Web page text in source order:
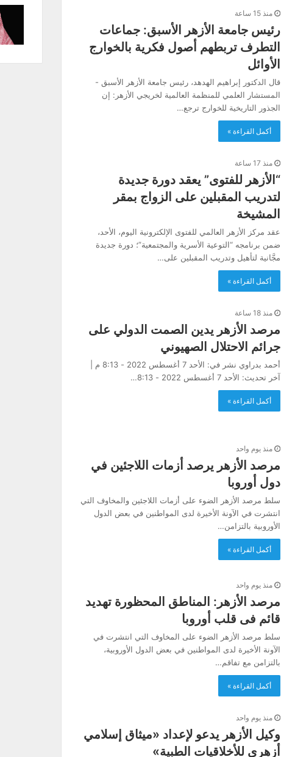
منذ 15 ساعة
رئيس جامعة الأزهر الأسبق: جماعات
التطرف تربطهم أصول فكرية بالخوارج
الأوائل
قال الدكتور إبراهيم الهدهد، رئيس جامعة الأزهر الأسبق -
المستشار العلمي للمنظمة العالمية لخريجي الأزهر: إن
الجذور التاريخية للخوارج ترجع…
أكمل القراءة »
منذ 17 ساعة
“الأزهر للفتوى” يعقد دورة جديدة
لتدريب المقبلين على الزواج بمقر
المشيخة
عقد مركز الأزهر العالمي للفتوى الإلكترونية اليوم، الأحد،
ضمن برنامجه “التوعية الأسرية والمجتمعية”؛ دورة جديدة
مجَّانية لتأهيل وتدريب المقبلين على…
أكمل القراءة »
منذ 18 ساعة
مرصد الأزهر يدين الصمت الدولي على
جرائم الاحتلال الصهيوني
أحمد بدراوي نشر في: الأحد 7 أغسطس 2022 - 8:13 م |
آخر تحديث: الأحد 7 أغسطس 2022 - 8:13…
أكمل القراءة »
منذ يوم واحد
مرصد الأزهر يرصد أزمات اللاجئين في
دول أوروبا
سلط مرصد الأزهر الضوء على أزمات اللاجئين والمخاوف التي
انتشرت في الآونة الأخيرة لدى المواطنين في بعض الدول
الأوروبية بالتزامن…
أكمل القراءة »
منذ يوم واحد
مرصد الأزهر: المناطق المحظورة تهديد
قائم فى قلب أوروبا
سلط مرصد الأزهر الضوء على المخاوف التي انتشرت في
الآونة الأخيرة لدى المواطنين في بعض الدول الأوروبية،
بالتزامن مع تفاقم…
أكمل القراءة »
منذ يوم واحد
وكيل الأزهر يدعو لإعداد «ميثاق إسلامي
أزهرى للأخلاقيات الطبية»